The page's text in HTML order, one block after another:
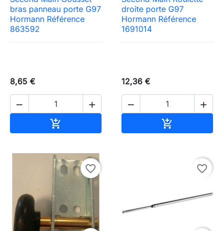
bras panneau porte G97
Hormann Référence
863592
8,65 €
 

droite porte G97
Hormann Référence
1691014
12,36 €
 

favorite_border favorite_border